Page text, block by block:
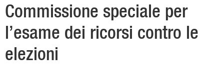
Commissione speciale per
l’esame dei ricorsi contro le
elezioni